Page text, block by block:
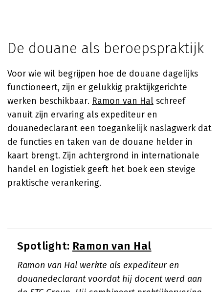
De douane als beroepspraktijk
Voor wie wil begrijpen hoe de douane dagelijks
functioneert, zijn er gelukkig praktijkgerichte
werken beschikbaar. Ramon van Hal schreef
vanuit zijn ervaring als expediteur en
douanedeclarant een toegankelijk naslagwerk dat
de functies en taken van de douane helder in
kaart brengt. Zijn achtergrond in internationale
handel en logistiek geeft het boek een stevige
praktische verankering.
Spotlight: Ramon van Hal
Ramon van Hal werkte als expediteur en
douanedeclarant voordat hij docent werd aan